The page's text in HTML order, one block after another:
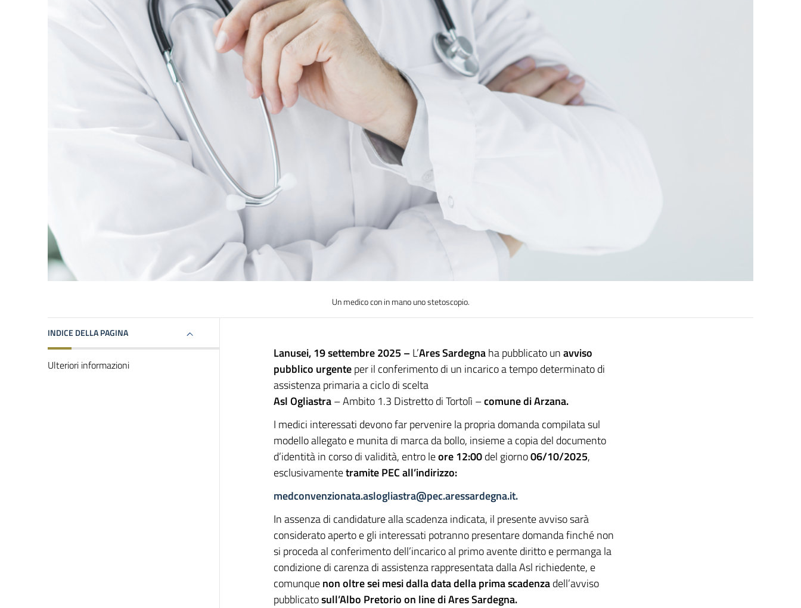
Un medico con in mano uno stetoscopio.
INDICE DELLA PAGINA
Ulteriori informazioni
Lanusei, 19 settembre 2025 –L’Ares Sardegnaha pubblicato unavviso
pubblico urgenteper il conferimento di un incarico a tempo determinato di
assistenza primaria a ciclo di scelta
Asl Ogliastra– Ambito 1.3 Distretto di Tortolì –comune di Arzana.
I medici interessati devono far pervenire la propria domanda compilata sul
modello allegato e munita di marca da bollo, insieme a copia del documento
d’identità in corso di validità, entro leore 12:00del giorno06/10/2025,
esclusivamentetramite PEC all’indirizzo:
medconvenzionata.aslogliastra@pec.aressardegna.it.
In assenza di candidature alla scadenza indicata, il presente avviso sarà
considerato aperto e gli interessati potranno presentare domanda finché non
si proceda al conferimento dell’incarico al primo avente diritto e permanga la
condizione di carenza di assistenza rappresentata dalla Asl richiedente, e
comunquenon oltre sei mesi dalla data della prima scadenzadell’avviso
pubblicatosull’Albo Pretorio on line di Ares Sardegna.